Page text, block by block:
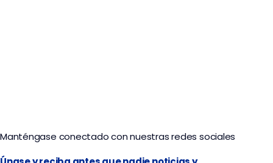
Manténgase conectado con nuestras redes sociales